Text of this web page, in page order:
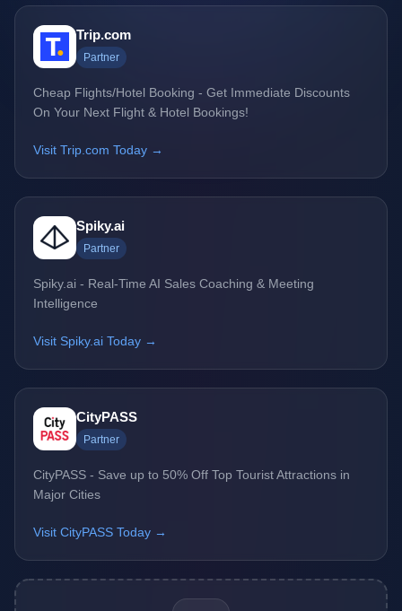
Trip.com
Partner
Cheap Flights/Hotel Booking - Get Immediate Discounts
On Your Next Flight & Hotel Bookings!
Visit Trip.com Today →
Spiky.ai
Partner
Spiky.ai - Real-Time AI Sales Coaching & Meeting
Intelligence
Visit Spiky.ai Today →
CityPASS
Partner
CityPASS - Save up to 50% Off Top Tourist Attractions in
Major Cities
Visit CityPASS Today →